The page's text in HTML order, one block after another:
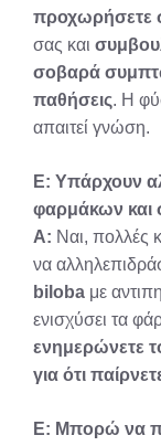
προχωρήσετε
σας και
σοβαρά
παθήσεις. Η
απαιτεί γνώση.
Ε: Υπάρχουν
φαρμάκων και
Α: Ναι, πολλές
να
biloba με
ενισχύσει τα
ενημερώνετε
για ότι
Ε: Μπορώ να